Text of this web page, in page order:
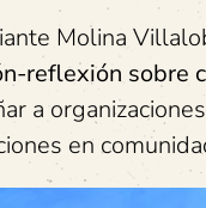
Molina
reflexión sobre
a
en